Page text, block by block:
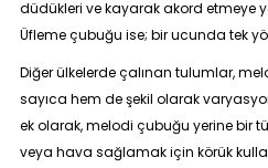
düdükleri ve kayarak akord etmeye
Üfleme çubuğu ise; bir ucunda tek
Diğer ülkelerde çalınan tulumlar,
sayıca hem de şekil olarak
ek olarak, melodi çubuğu yerine bir
veya hava sağlamak için körük